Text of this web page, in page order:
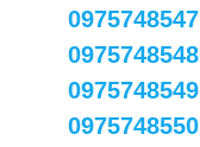
0975748547
0975748548
0975748549
0975748550